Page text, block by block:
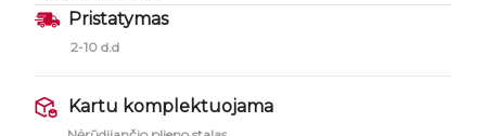
Pristatymas
2-10 d.d
Kartu komplektuojama